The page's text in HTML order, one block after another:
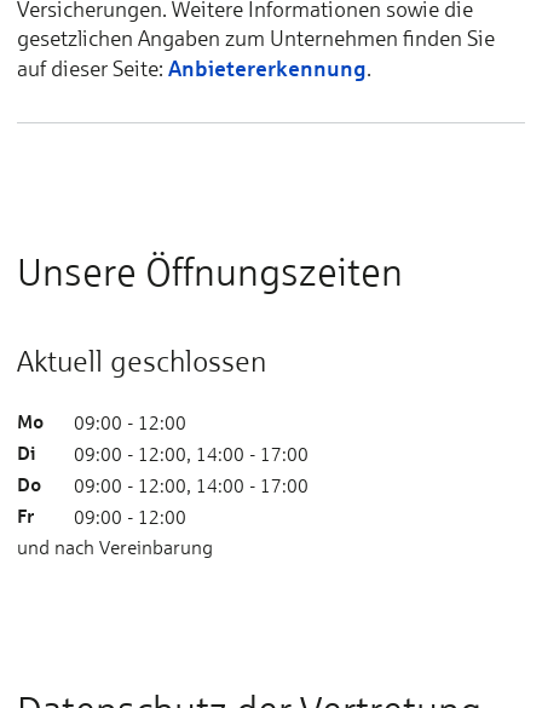
Versicherungen. Weitere Informationen sowie die
gesetzlichen Angaben zum Unternehmen finden Sie
auf dieser Seite: Anbietererkennung.
Unsere Öffnungszeiten
Aktuell geschlossen
Mo 09:00 - 12:00
Di 09:00 - 12:00, 14:00 - 17:00
Do 09:00 - 12:00, 14:00 - 17:00
Fr
09:00 - 12:00
und nach Vereinbarung